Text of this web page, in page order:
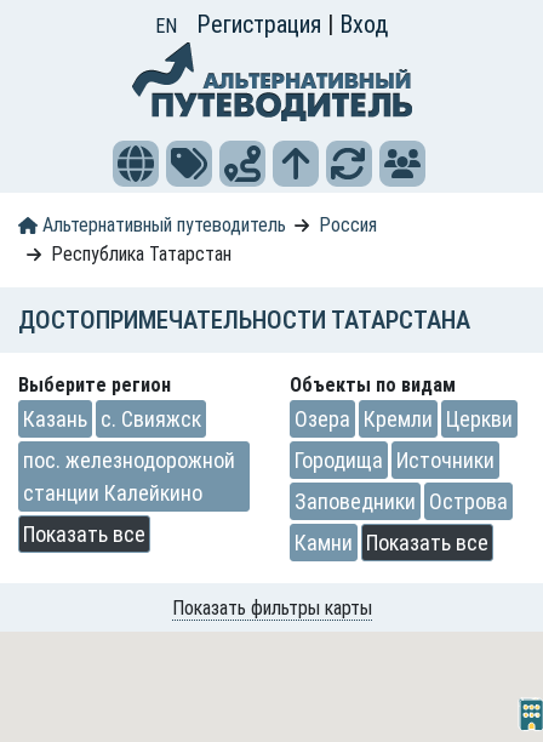
EN Регистрация | Вход
Альтернативный путеводитель
Россия
Республика Татарстан
ДОСТОПРИМЕЧАТЕЛЬНОСТИ ТАТАРСТАНА
Выберите регион
Казань с. Свияжск
пос. железнодорожной
станции Калейкино
Показать все
Объекты по видам
Озера Кремли
Церкви
Городища
Источники
Заповедники
Острова
Камни
Показать все
Показать фильтры карты